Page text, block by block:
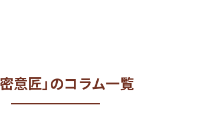
密意匠」のコラム一覧